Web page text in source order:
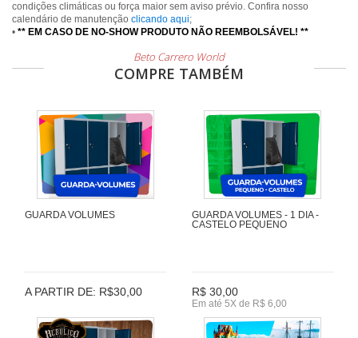
condições climáticas ou força maior sem aviso prévio. Confira nosso
calendário de manutenção clicando aqui;
• ** EM CASO DE NO-SHOW PRODUTO NÃO REEMBOLSÁVEL! **
Beto Carrero World
COMPRE TAMBÉM
GUARDA VOLUMES
A PARTIR DE: R$30,00
GUARDA VOLUMES - 1 DIA -
CASTELO PEQUENO
R$ 30,00
Em até 5X de R$ 6,00